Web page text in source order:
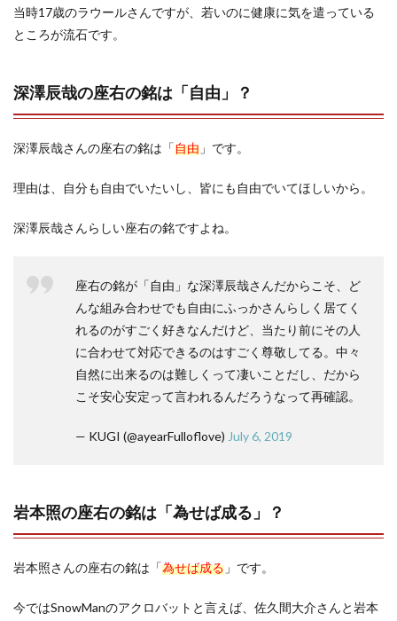
当時17歳のラウールさんですが、若いのに健康に気を遣っている
ところが流石です。
深澤辰哉の座右の銘は「自由」？
深澤辰哉さんの座右の銘は「自由 」です。
理由は、自分も自由でいたいし、皆にも自由でいてほしいから。
深澤辰哉さんらしい座右の銘ですよね。
座右の銘が「自由」な深澤辰哉さんだからこそ、ど
んな組み合わせでも自由にふっかさんらしく居てく
れるのがすごく好きなんだけど、当たり前にその人
に合わせて対応できるのはすごく尊敬してる。中々
自然に出来るのは難しくって凄いことだし、だから
こそ安心安定って言われるんだろうなって再確認。
— KUGI (@ayearFulloflove) July 6, 2019
岩本照の座右の銘は「為せば成る」？
岩本照さんの座右の銘は「為せば成る 」です。
今ではSnowManのアクロバットと言えば、佐久間大介さんと岩本